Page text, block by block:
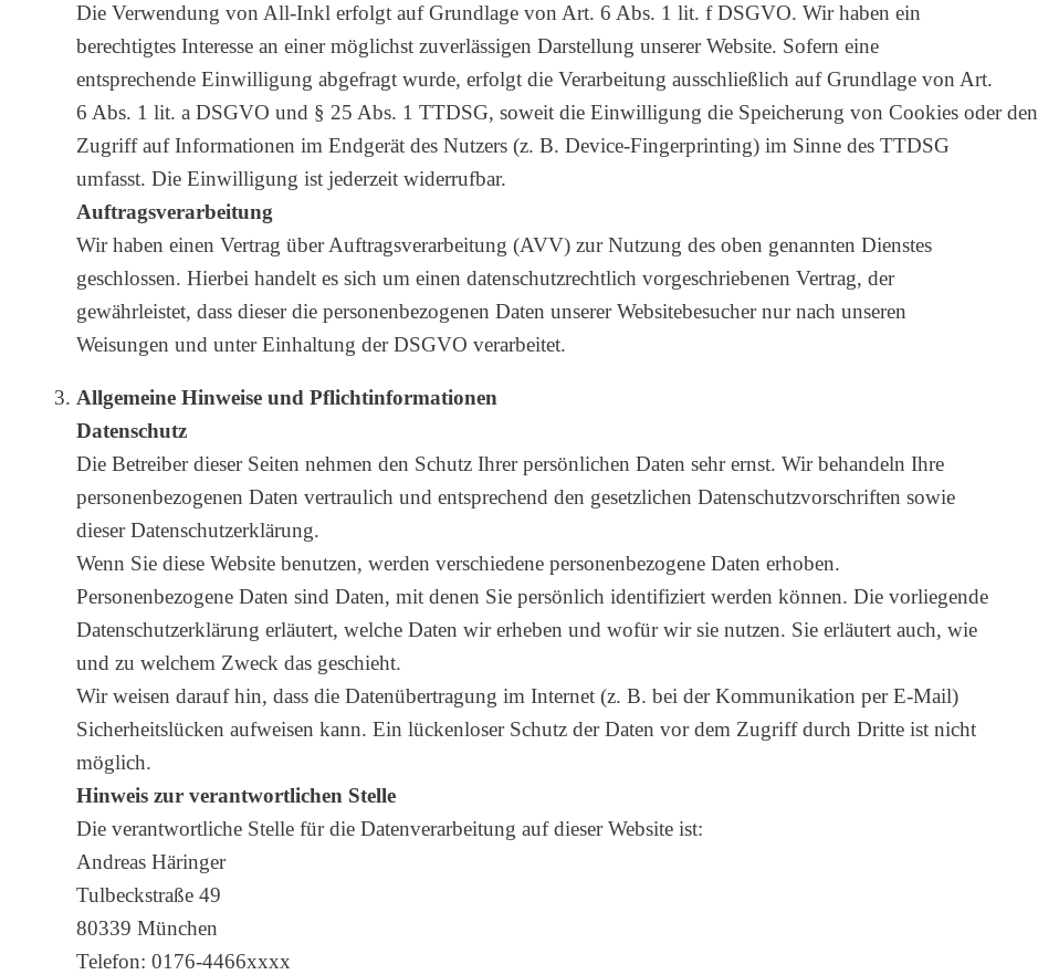
Die Verwendung von All-Inkl erfolgt auf Grundlage von Art. 6 Abs. 1 lit. f DSGVO. Wir haben ein
berechtigtes Interesse an einer möglichst zuverlässigen Darstellung unserer Website. Sofern eine
entsprechende Einwilligung abgefragt wurde, erfolgt die Verarbeitung ausschließlich auf Grundlage von Art.
6 Abs. 1 lit. a DSGVO und § 25 Abs. 1 TTDSG, soweit die Einwilligung die Speicherung von Cookies oder den
Zugriff auf Informationen im Endgerät des Nutzers (z. B. Device-Fingerprinting) im Sinne des TTDSG
umfasst. Die Einwilligung ist jederzeit widerrufbar.
Auftragsverarbeitung
Wir haben einen Vertrag über Auftragsverarbeitung (AVV) zur Nutzung des oben genannten Dienstes
geschlossen. Hierbei handelt es sich um einen datenschutzrechtlich vorgeschriebenen Vertrag, der
gewährleistet, dass dieser die personenbezogenen Daten unserer Websitebesucher nur nach unseren
Weisungen und unter Einhaltung der DSGVO verarbeitet.
Allgemeine Hinweise und Pflichtinformationen
Datenschutz
Die Betreiber dieser Seiten nehmen den Schutz Ihrer persönlichen Daten sehr ernst. Wir behandeln Ihre
personenbezogenen Daten vertraulich und entsprechend den gesetzlichen Datenschutzvorschriften sowie
dieser Datenschutzerklärung.
Wenn Sie diese Website benutzen, werden verschiedene personenbezogene Daten erhoben.
Personenbezogene Daten sind Daten, mit denen Sie persönlich identifiziert werden können. Die vorliegende
Datenschutzerklärung erläutert, welche Daten wir erheben und wofür wir sie nutzen. Sie erläutert auch, wie
und zu welchem Zweck das geschieht.
Wir weisen darauf hin, dass die Datenübertragung im Internet (z. B. bei der Kommunikation per E-Mail)
Sicherheitslücken aufweisen kann. Ein lückenloser Schutz der Daten vor dem Zugriff durch Dritte ist nicht
möglich.
Hinweis zur verantwortlichen Stelle
Die verantwortliche Stelle für die Datenverarbeitung auf dieser Website ist:
Andreas Häringer
Tulbeckstraße 49
80339 München
Telefon: 0176-4466xxxx